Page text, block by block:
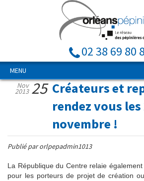
02 38 69 80
MENU
Créateurs et
rendez vous les
novembre !
Nov
2013 25
Publié par orlpepadmin1013
La République du Centre relaie
pour les porteurs de projet de création